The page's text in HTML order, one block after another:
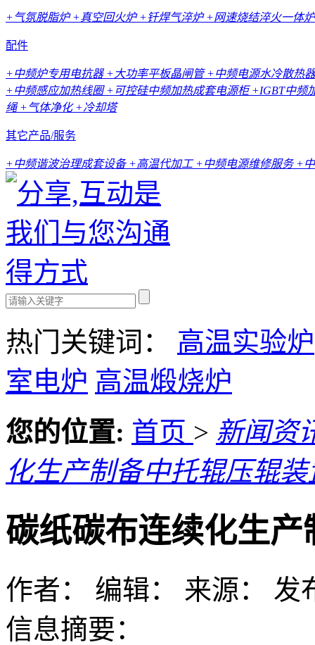
+气氛脱脂炉+真空回火炉+钎焊气淬炉+网速烧结淬火一体炉
配件
+中频炉专用电抗器 +大功率平板晶闸管+中频电源水冷散热
+中频感应加热线圈+可控硅中频加热成套电源柜+IGBT中频
绳 +气体净化+冷却塔
其它产品/服务
+中频谐波治理成套设备 +高温代加工+中频电源维修服务 +
热门关键词： 高温实验炉
室电炉 高温煅烧炉
您的位置: 首页 > 新闻资
化生产制备中托辊压辊装
碳纸碳布连续化生
作者： 编辑： 来源： 发
信息摘要：